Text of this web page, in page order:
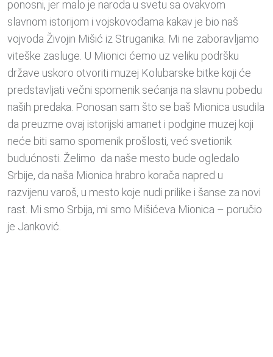
ponosni, jer malo je naroda u svetu sa ovakvom
slavnom istorijom i vojskovođama kakav je bio naš
vojvoda Živojin Mišić iz Struganika. Mi ne zaboravljamo
viteške zasluge. U Mionici ćemo uz veliku podršku
države uskoro otvoriti muzej Kolubarske bitke koji će
predstavljati večni spomenik sećanja na slavnu pobedu
naših predaka. Ponosan sam što se baš Mionica usudila
da preuzme ovaj istorijski amanet i podgine muzej koji
neće biti samo spomenik prošlosti, već svetionik
budućnosti. Želimo da naše mesto bude ogledalo
Srbije, da naša Mionica hrabro korača napred u
razvijenu varoš, u mesto koje nudi prilike i šanse za novi
rast. Mi smo Srbija, mi smo Mišićeva Mionica – poručio
je Janković.